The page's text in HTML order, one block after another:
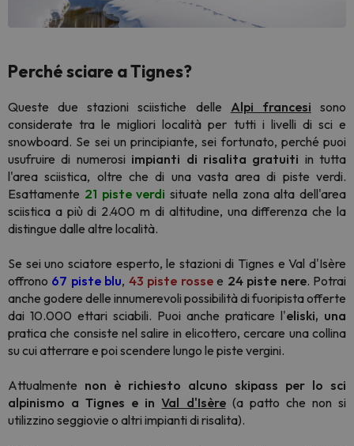
Perché sciare a Tignes?
Queste due stazioni sciistiche delle Alpi francesi sono
considerate tra le migliori località per tutti i livelli di sci e
snowboard. Se sei un principiante, sei fortunato, perché puoi
usufruire di numerosi impianti di risalita gratuiti in tutta
l'area sciistica, oltre che di una vasta area di piste verdi.
Esattamente 21 piste verdi situate nella zona alta dell'area
sciistica a più di 2.400 m di altitudine, una differenza che la
distingue dalle altre località.
Se sei uno sciatore esperto, le stazioni di Tignes e Val d'Isère
offrono 67 piste blu, 43 piste rossee 24 piste nere. Potrai
anche godere delle innumerevoli possibilità di fuoripista offerte
dai 10.000 ettari sciabili. Puoi anche praticare l'eliski, una
pratica che consiste nel salire in elicottero, cercare una collina
su cui atterrare e poi scendere lungo le piste vergini.
Attualmente non è richiesto alcuno skipass per lo sci
alpinismo a Tignes e inVal d'Isère(a patto che non si
utilizzino seggiovie o altri impianti di risalita).